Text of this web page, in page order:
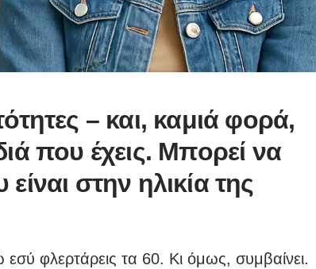
– και, καμιά φορά,
που έχεις. Μπορεί να
στην ηλικία της
φλερτάρεις τα 60. Κι όμως, συμβαίνει.